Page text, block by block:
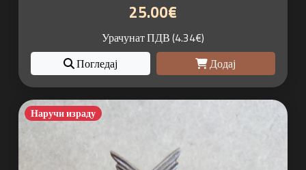
25.00€
Урачунат ПДВ (4.34€)
Погледај
Додај
Наручи израду